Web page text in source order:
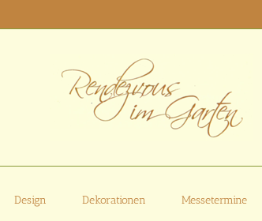
Design Dekorationen Messetermine